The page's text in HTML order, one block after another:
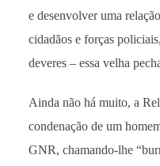
e desenvolver uma
cidadãos e forças
deveres – essa velha
Ainda não há muito, a
condenação de um
GNR, chamando-lhe